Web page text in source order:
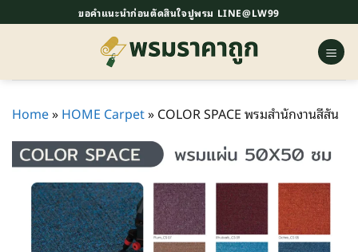
ไป
ขอคำแนะนำก่อนตัดสินใจปูพรม LINE@LW99
Home»HOME Carpet»COLOR SPACE พรมสำนักงานสีสัน